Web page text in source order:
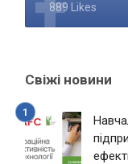
889 Likes
Свіжі новини